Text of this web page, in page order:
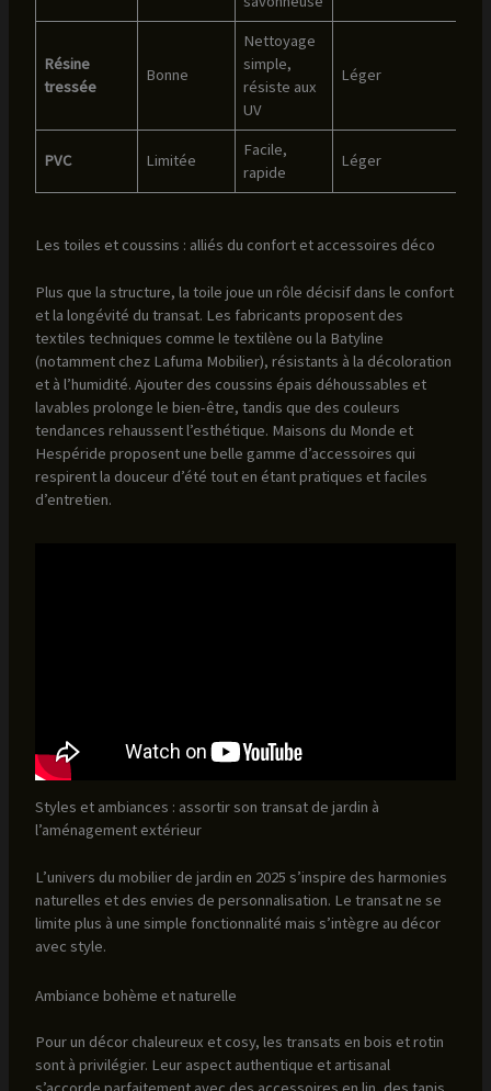
Résine
tressée
Bonne
Nettoyage
simple,
résiste aux
UV
Léger
PVC Limitée
Facile,
rapide
Léger
Les toiles et coussins : alliés du confort et accessoires déco
Plus que la structure, la toile joue un rôle décisif dans le confort
et la longévité du transat. Les fabricants proposent des
textiles techniques comme le textilène ou la Batyline
(notamment chez Lafuma Mobilier), résistants à la décoloration
et à l’humidité. Ajouter des coussins épais déhoussables et
lavables prolonge le bien-être, tandis que des couleurs
tendances rehaussent l’esthétique. Maisons du Monde et
Hespéride proposent une belle gamme d’accessoires qui
respirent la douceur d’été tout en étant pratiques et faciles
d’entretien.
Styles et ambiances : assortir son transat de jardin à
l’aménagement extérieur
L’univers du mobilier de jardin en 2025 s’inspire des harmonies
naturelles et des envies de personnalisation. Le transat ne se
limite plus à une simple fonctionnalité mais s’intègre au décor
avec style.
Ambiance bohème et naturelle
Pour un décor chaleureux et cosy, les transats en bois et rotin
sont à privilégier. Leur aspect authentique et artisanal